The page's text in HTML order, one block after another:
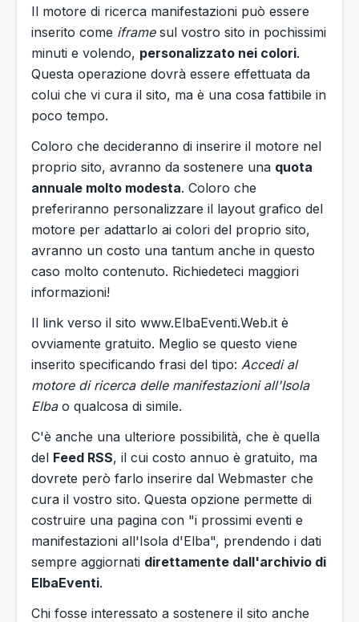
Il motore di ricerca manifestazioni può essere
inserito come iframesul vostro sito in pochissimi
minuti e volendo, personalizzato nei colori.
Questa operazione dovrà essere effettuata da
colui che vi cura il sito, ma è una cosa fattibile in
poco tempo.
Coloro che decideranno di inserire il motore nel
proprio sito, avranno da sostenere una quota
annuale molto modesta. Coloro che
preferiranno personalizzare il layout grafico del
motore per adattarlo ai colori del proprio sito,
avranno un costo una tantum anche in questo
caso molto contenuto. Richiedeteci maggiori
informazioni!
Il link verso il sito www.ElbaEventi.Web.it è
ovviamente gratuito. Meglio se questo viene
inserito specificando frasi del tipo: Accedi al
motore di ricerca delle manifestazioni all'Isola
Elbao qualcosa di simile.
C'è anche una ulteriore possibilità, che è quella
del Feed RSS, il cui costo annuo è gratuito, ma
dovrete però farlo inserire dal Webmaster che
cura il vostro sito. Questa opzione permette di
costruire una pagina con "i prossimi eventi e
manifestazioni all'Isola d'Elba", prendendo i dati
sempre aggiornati direttamente dall'archivio di
ElbaEventi.
Chi fosse interessato a sostenere il sito anche